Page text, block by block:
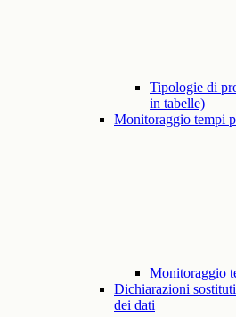
Tipologie di
in tabelle)
Monitoraggio tempi
Monitoraggio
Dichiarazioni
dei dati